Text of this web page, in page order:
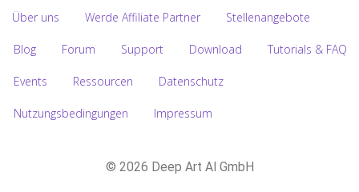
Über uns Werde Affiliate Partner Stellenangebote
Blog Forum Support Download Tutorials & FAQ
Events Ressourcen Datenschutz
Nutzungsbedingungen Impressum
© 2026 Deep Art AI GmbH